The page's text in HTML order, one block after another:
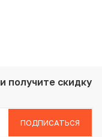
и получите скидку
ПОДПИСАТЬСЯ